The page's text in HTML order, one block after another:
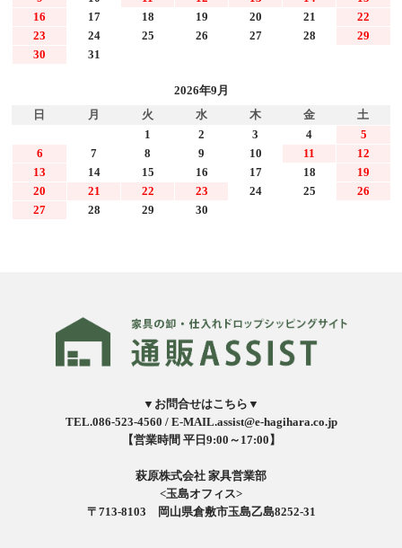
16
17 18 19 20 21
22
23
24 25 26 27 28
29
30
31
2026年9月
日
月 火 水 木 金
土
1
2 3 4
5
6
7 8 9 10 11
12
13
14 15 16 17 18
19
20
21 22 23 24 25
26
27
28 29 30
▼お問合せはこちら▼
TEL.086-523-4560 / E-MAIL.assist@e-hagihara.co.jp
【営業時間 平日9:00～17:00】
萩原株式会社 家具営業部
<玉島オフィス>
〒713-8103 岡山県倉敷市玉島乙島8252-31